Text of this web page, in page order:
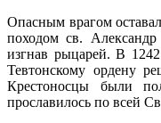
Опасным врагом
походом св.
изгнав рыцарей. В
Тевтонскому ордену
Крестоносцы были
прославилось по всей